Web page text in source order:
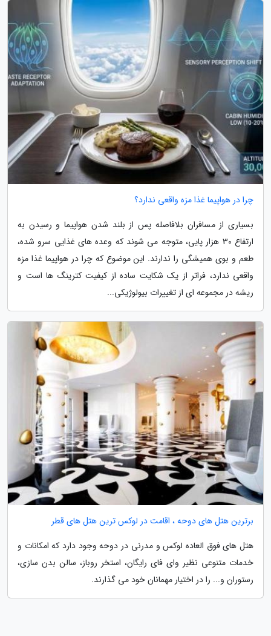
چرا در هواپیما غذا مزه واقعی ندارد؟
بسیاری از مسافران بلافاصله پس از بلند شدن هواپیما و رسیدن به
ارتفاع 30 هزار پایی، متوجه می شوند که وعده های غذایی سرو شده،
طعم و بوی همیشگی را ندارند. این موضوع که چرا در هواپیما غذا مزه
واقعی ندارد، فراتر از یک شکایت ساده از کیفیت کترینگ ها است و
ریشه در مجموعه ای از تغییرات بیولوژیکی...
برترین هتل های دوحه ، اقامت در لوکس ترین هتل های قطر
هتل های فوق العاده لوکس و مدرنی در دوحه وجود دارد که امکانات و
خدمات متنوعی نظیر وای فای رایگان، استخر روباز، سالن بدن سازی،
رستوران و... را در اختیار مهمانان خود می گذارند.